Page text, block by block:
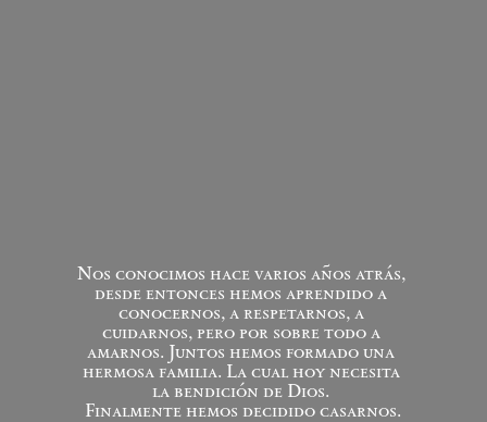
Nos conocimos hace varios años atrás,
desde entonces hemos aprendido a
conocernos, a respetarnos, a
cuidarnos, pero por sobre todo a
amarnos. Juntos hemos formado una
hermosa familia. La cual hoy necesita
la bendición de Dios.
Finalmente hemos decidido casarnos.